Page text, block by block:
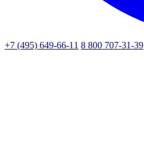
+7 (495) 649-66-11 8 800 707-31-39